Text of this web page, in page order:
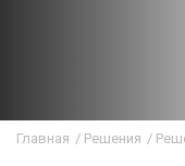
Главная / Решения /